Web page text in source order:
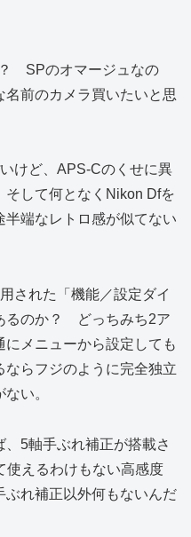
SPのオマージュなの
前のカメラ買いたいと思
けど、APS-Cのくせに異
して何となくNikon Dfを
端なレトロ感が似てない
された「機能／設定ダイ
るのか？ どっちみち2ア
メニューから設定しても
らフジのように完全独立
い。
5軸手ぶれ補正が搭載さ
えるわけもない高感度
ぶれ補正以外何もないんだ